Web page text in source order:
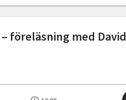
föreläsning med David